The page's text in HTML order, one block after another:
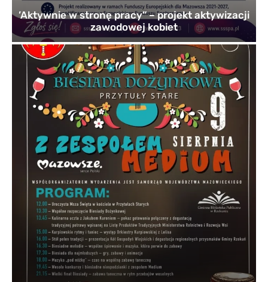
’Aktywnie w stronę pracy” – projekt aktywizacji
zawodowej kobiet